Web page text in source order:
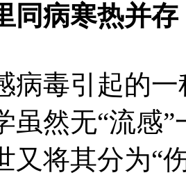
同病寒热并存
病毒引起的
虽然无“流感
又将其分为“